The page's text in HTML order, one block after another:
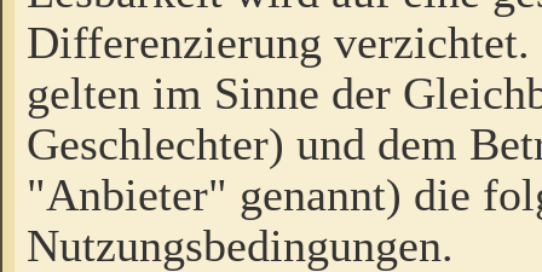
Differenzierung
gelten im Sinne der
Geschlechter) und dem
"Anbieter" genannt) die
Nutzungsbedingungen.